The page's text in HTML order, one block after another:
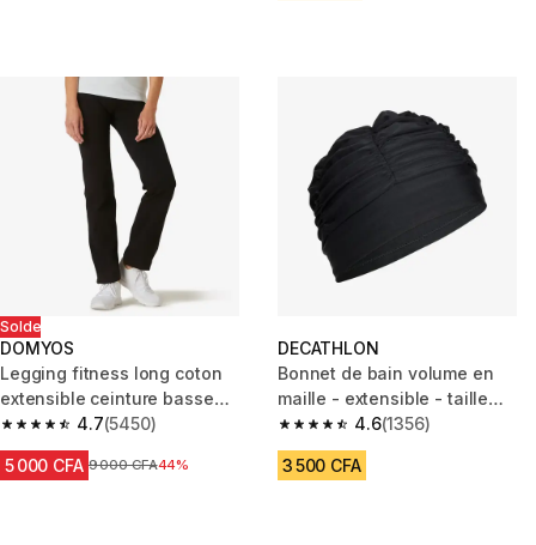
Solde
DOMYOS
Legging fitness long coton
extensible ceinture basse
femme - Fit+ noir
4.7
4.7 out of 5 stars from 5450 reviews
(5450)
5 000 CFA Prix avant réduction
9 000 CFA44%
DECATHLON
Bonnet de bain volume en
maille - extensible - taille
unique - noir
4.6
4.6 out of 5 stars from 1356
(1356)
3 500 CFA